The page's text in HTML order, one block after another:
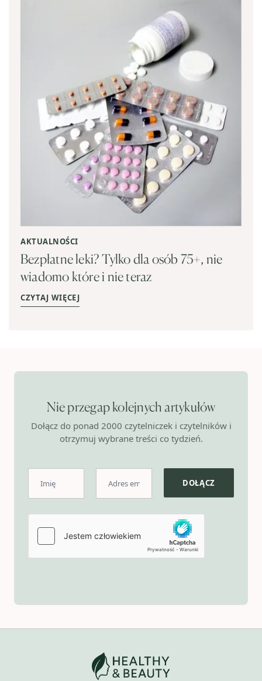
AKTUALNOŚCI
Bezpłatne leki? Tylko dla osób 75+, nie
wiadomo które i nie teraz
CZYTAJ WIĘCEJ
Nie przegap kolejnych artykułów
Dołącz do ponad 2000 czytelniczek i czytelników i
otrzymuj wybrane treści co tydzień.